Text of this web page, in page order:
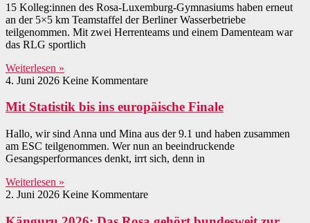
15 Kolleg:innen des Rosa-Luxemburg-Gymnasiums haben erneut
an der 5×5 km Teamstaffel der Berliner Wasserbetriebe
teilgenommen. Mit zwei Herrenteams und einem Damenteam war
das RLG sportlich
Weiterlesen »
4. Juni 2026 Keine Kommentare
Mit Statistik bis ins europäische Finale
Hallo, wir sind Anna und Mina aus der 9.1 und haben zusammen
am ESC teilgenommen. Wer nun an beeindruckende
Gesangsperformances denkt, irrt sich, denn in
Weiterlesen »
2. Juni 2026 Keine Kommentare